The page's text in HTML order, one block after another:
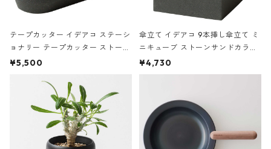
テープカッター イデアコ ステーシ
ョナリー テープカッター ストーン
サンドカラー 石調 ideaco Station
¥5,500
傘立て イデアコ 9本挿し傘立て ミ
ニキューブ ストーンサンドカラー
石調 ideaco Umbrella Stand CUB
E ストーンサンドブラック
¥4,730